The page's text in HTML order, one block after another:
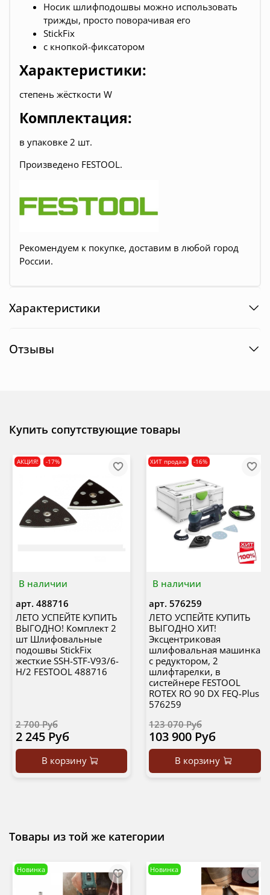
Носик шлифподошвы можно использовать
трижды, просто поворачивая его
StickFix
с кнопкой-фиксатором
Характеристики:
степень жёсткости W
Комплектация:
в упаковке 2 шт.
Произведено FESTOOL.
Рекомендуем к покупке, доставим в любой город
России.
Характеристики
Отзывы
Купить сопутствующие товары
В наличии
АКЦИЯ! -17%
арт. 488716
ЛЕТО УСПЕЙТЕ КУПИТЬ
ВЫГОДНО! Комплект 2
шт Шлифовальные
подошвы StickFix
жесткие SSH-STF-V93/6-
H/2 FESTOOL 488716
2 700 Руб
2 245 Руб
В корзину
В наличии
ХИТ продаж -16%
арт. 576259
ЛЕТО УСПЕЙТЕ КУПИТЬ
ВЫГОДНО ХИТ!
Эксцентриковая
шлифовальная машинка
с редуктором, 2
шлифтарелки, в
систейнере FESTOOL
ROTEX RO 90 DX FEQ-Plus
576259
123 070 Руб
103 900 Руб
В корзину
Товары из той же категории
Новинка Новинка